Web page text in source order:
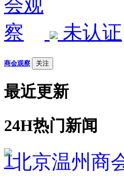
未认证
商会观察 关注
最近更新
24H热门新闻
1